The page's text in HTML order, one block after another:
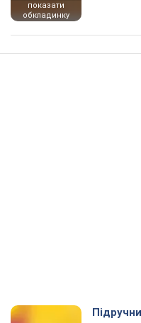
показати
обкладинку